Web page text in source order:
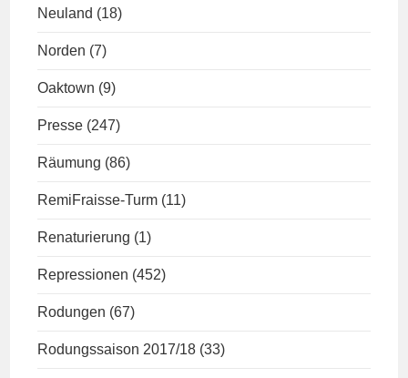
Neuland (18)
Norden (7)
Oaktown (9)
Presse (247)
Räumung (86)
RemiFraisse-Turm (11)
Renaturierung (1)
Repressionen (452)
Rodungen (67)
Rodungssaison 2017/18 (33)